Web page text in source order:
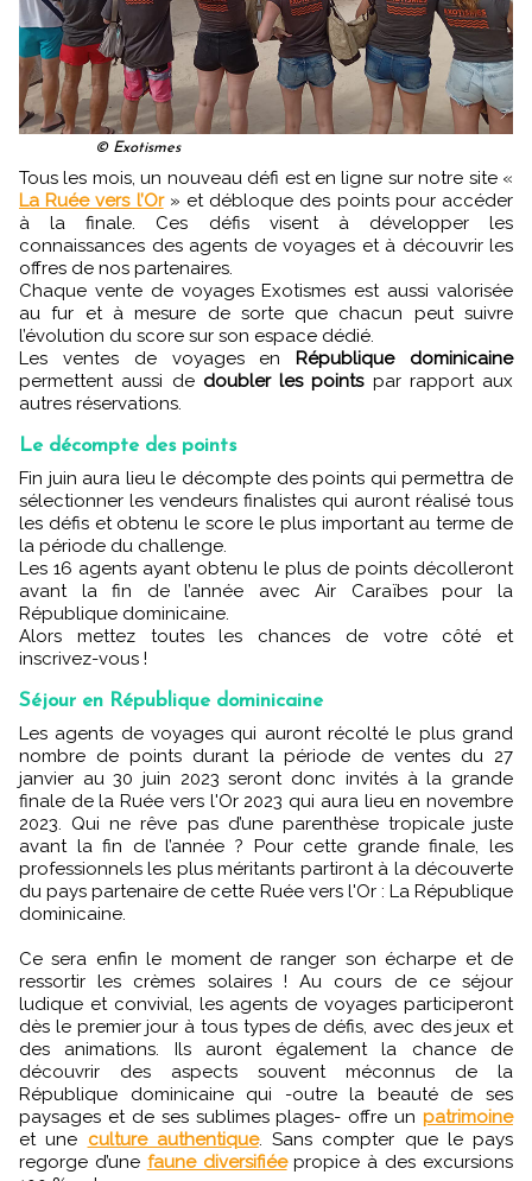
© Exotismes
Tous les mois, un nouveau défi est en ligne sur notre site «
La Ruée vers l’Or» et débloque des points pour accéder
à la finale. Ces défis visent à développer les
connaissances des agents de voyages et à découvrir les
offres de nos partenaires.
Chaque vente de voyages Exotismes est aussi valorisée
au fur et à mesure de sorte que chacun peut suivre
l’évolution du score sur son espace dédié.
Les ventes de voyages en République dominicaine
permettent aussi de doubler les pointspar rapport aux
autres réservations.
Le décompte des points
Fin juin aura lieu le décompte des points qui permettra de
sélectionner les vendeurs finalistes qui auront réalisé tous
les défis et obtenu le score le plus important au terme de
la période du challenge.
Les 16 agents ayant obtenu le plus de points décolleront
avant la fin de l’année avec Air Caraïbes pour la
République dominicaine.
Alors mettez toutes les chances de votre côté et
inscrivez-vous !
Séjour en République dominicaine
Les agents de voyages qui auront récolté le plus grand
nombre de points durant la période de ventes du 27
janvier au 30 juin 2023 seront donc invités à la grande
finale de la Ruée vers l'Or 2023 qui aura lieu en novembre
2023. Qui ne rêve pas d’une parenthèse tropicale juste
avant la fin de l’année ? Pour cette grande finale, les
professionnels les plus méritants partiront à la découverte
du pays partenaire de cette Ruée vers l'Or : La République
dominicaine.
Ce sera enfin le moment de ranger son écharpe et de
ressortir les crèmes solaires ! Au cours de ce séjour
ludique et convivial, les agents de voyages participeront
dès le premier jour à tous types de défis, avec des jeux et
des animations. Ils auront également la chance de
découvrir des aspects souvent méconnus de la
République dominicaine qui -outre la beauté de ses
paysages et de ses sublimes plages- offre un patrimoine
et une culture authentique. Sans compter que le pays
regorge d’une faune diversifiéepropice à des excursions